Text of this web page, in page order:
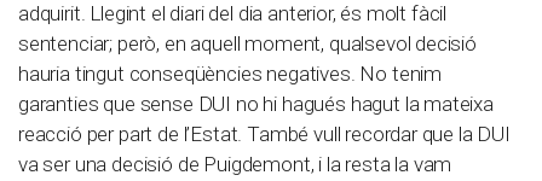
adquirit. Llegint el diari del dia anterior, és molt fàcil
sentenciar; però, en aquell moment, qualsevol decisió
hauria tingut conseqüències negatives. No tenim
garanties que sense DUI no hi hagués hagut la mateixa
reacció per part de l’Estat. També vull recordar que la DUI
va ser una decisió de Puigdemont, i la resta la vam